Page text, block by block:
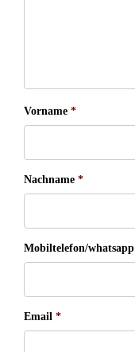
Vorname *
Nachname *
Mobiltelefon/whatsapp
Email *